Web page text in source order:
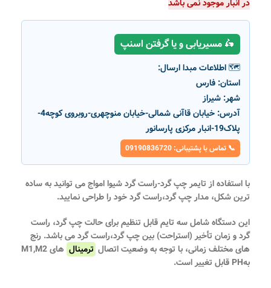
در انبار موجود نمی باشد
🛵 مسیریابی و یا گرفتن اسنپ
🗺️ اطلاعات مبدا ارسال:
استان: فارس
شهر: شیراز
آدرس:
خیابان قاآنی شمالی-خیابان منوچهری-روبروی کوچه4-
پلاک19-انبار مرکزی پارسانور
📞 تماس با پشتیبانی: 09190836720
با استفاده از تایمر چپ گرد-راست گرد شیوا امواجمی توانید به ساده
ترین شکل، مدار چپ گرد،راست گرد خود را طراحی نمایید.
این دستگاه شامل سه تایم قابل تنظیم برای حالت چپ گرد، راست
گرد و زمان تأخیر (استراحت) بین چپ گرد،راست گرد می باشد. رنج
های مختلف زمانی، با توجه به وضعیت اتصال ترمینال
های M1,M2
بهPH قابل تغییر است.